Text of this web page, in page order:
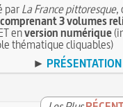
parLa France pittoresque,
3 volumes
enversion numérique
thématique cliquables)
►